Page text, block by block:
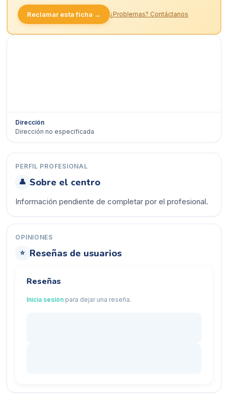
Reclamar esta ficha → ¿Problemas? Contáctanos
Dirección
Dirección no especificada
PERFIL PROFESIONAL
👤 Sobre el centro
Información pendiente de completar por el profesional.
OPINIONES
⭐ Reseñas de usuarios
Reseñas
Inicia sesión para dejar una reseña.